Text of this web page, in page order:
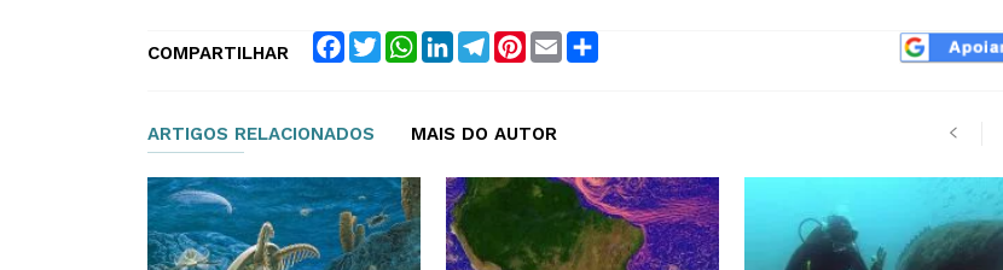
COMPARTILHAR
Facebook
TwitterWhatsApp
LinkedInTelegram
Pinterest
Email
ARTIGOS RELACIONADOS MAIS DO AUTOR